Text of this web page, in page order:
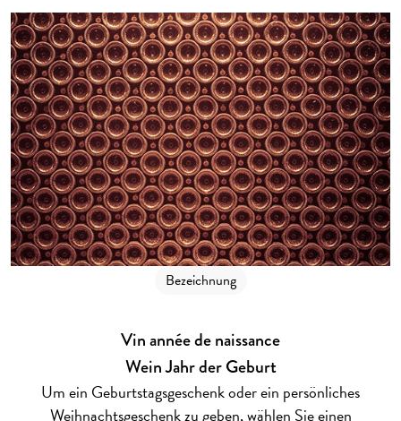
Bezeichnung
Vin année de naissance
Wein Jahr der Geburt
Um ein Geburtstagsgeschenk oder ein persönliches
Weihnachtsgeschenk zu geben, wählen Sie einen